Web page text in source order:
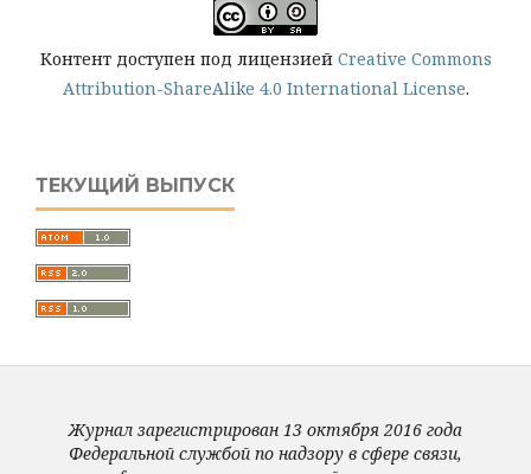
Контент доступен под лицензией Creative Commons
Attribution-ShareAlike 4.0 International License.
ТЕКУЩИЙ ВЫПУСК
Журнал зарегистрирован 13 октября 2016 года
Федеральной службой по надзору в сфере связи,